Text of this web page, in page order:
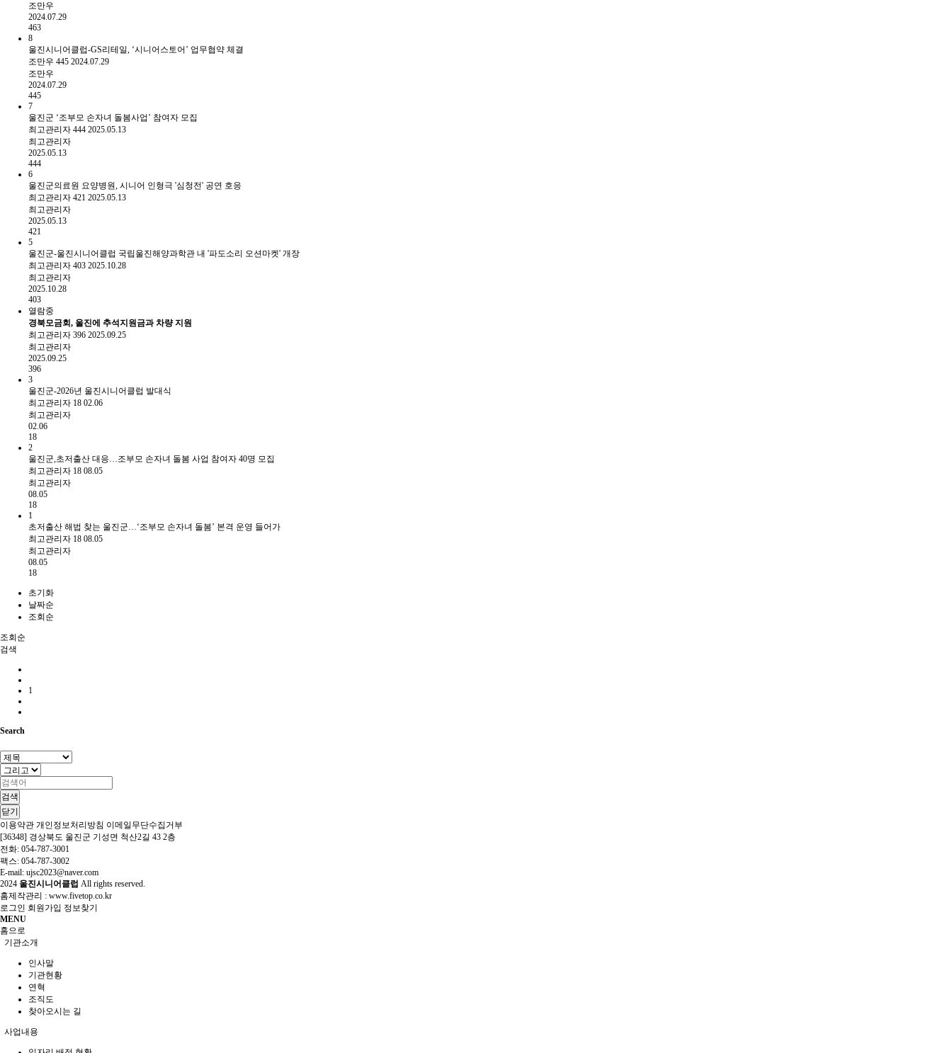
조만우
2024.07.29
463
8
울진시니어클럽-GS리테일, ‘시니어스토어’ 업무협약 체결
조만우 445 2024.07.29
조만우
2024.07.29
445
7
울진군 ‘조부모 손자녀 돌봄사업’ 참여자 모집
최고관리자 444 2025.05.13
최고관리자
2025.05.13
444
6
울진군의료원 요양병원, 시니어 인형극 '심청전' 공연 호응
최고관리자 421 2025.05.13
최고관리자
2025.05.13
421
5
울진군-울진시니어클럽 국립울진해양과학관 내 '파도소리 오션마켓' 개장
최고관리자 403 2025.10.28
최고관리자
2025.10.28
403
열람중
경북모금회, 울진에 추석지원금과 차량 지원
최고관리자 396 2025.09.25
최고관리자
2025.09.25
396
3
울진군-2026년 울진시니어클럽 발대식
최고관리자 18 02.06
최고관리자
02.06
18
2
울진군,초저출산 대응…조부모 손자녀 돌봄 사업 참여자 40명 모집
최고관리자 18 08.05
최고관리자
08.05
18
1
초저출산 해법 찾는 울진군…‘조부모 손자녀 돌봄’ 본격 운영 들어가
최고관리자 18 08.05
최고관리자
08.05
18
초기화
날짜순
조회순
조회순
검색
1
Search
검색
닫기
이용약관 개인정보처리방침 이메일무단수집거부
[36348] 경상북도 울진군 기성면 척산2길 43 2층
전화: 054-787-3001
팩스: 054-787-3002
E-mail: ujsc2023@naver.com
2024 울진시니어클럽 All rights reserved.
홈제작관리 : www.fivetop.co.kr
로그인 회원가입 정보찾기
MENU
홈으로
기관소개
인사말
기관현황
연혁
조직도
찾아오시는 길
사업내용